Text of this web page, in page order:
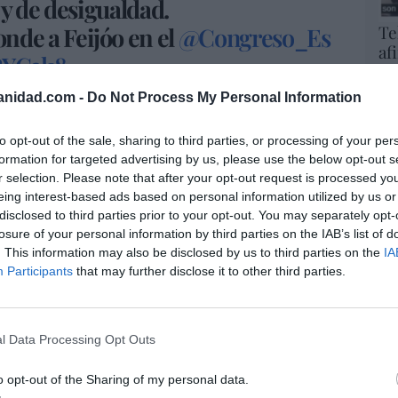
- Do Not Process My Personal Information
opt-out of the sale, sharing to third parties, or processing of your
for targeted advertising by us, please use the below opt-out
selection. Please note that after your opt-out request is processed
interest-based ads based on personal information utilized by us
to third parties prior to your opt-out. You may separately
of your personal information by third parties on the IAB’s list of
This information may also be disclosed by us to third parties on the
Participants that may further disclose it to other third parties.
Data Processing Opt Outs
opt-out of the Sharing of my personal data.
de desigualdad.
a Feijóo en el@Congreso_Es
— PSOE (@PSOE)June 17, 2026
el PNV, por boca de su diputadaMaribel
en la sesión de control del Congreso
para aprobar los Presupuestos de 2027
elecciones".
más suave con sus socios que con el
presupuestarias han permitido "gestionar
territoriales de nuestro país, contener el
un 14% la factura eléctrica". "Nuestra
tanto Junts como el PNV son bastante
moción de censura que implicase
tu